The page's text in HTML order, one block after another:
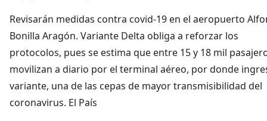
Revisarán medidas contra covid-19 en el aeropuerto
Bonilla Aragón. Variante Delta obliga a reforzar los
protocolos, pues se estima que entre 15 y 18 mil
movilizan a diario por el terminal aéreo, por donde
variante, una de las cepas de mayor transmisibilidad del
coronavirus. El País